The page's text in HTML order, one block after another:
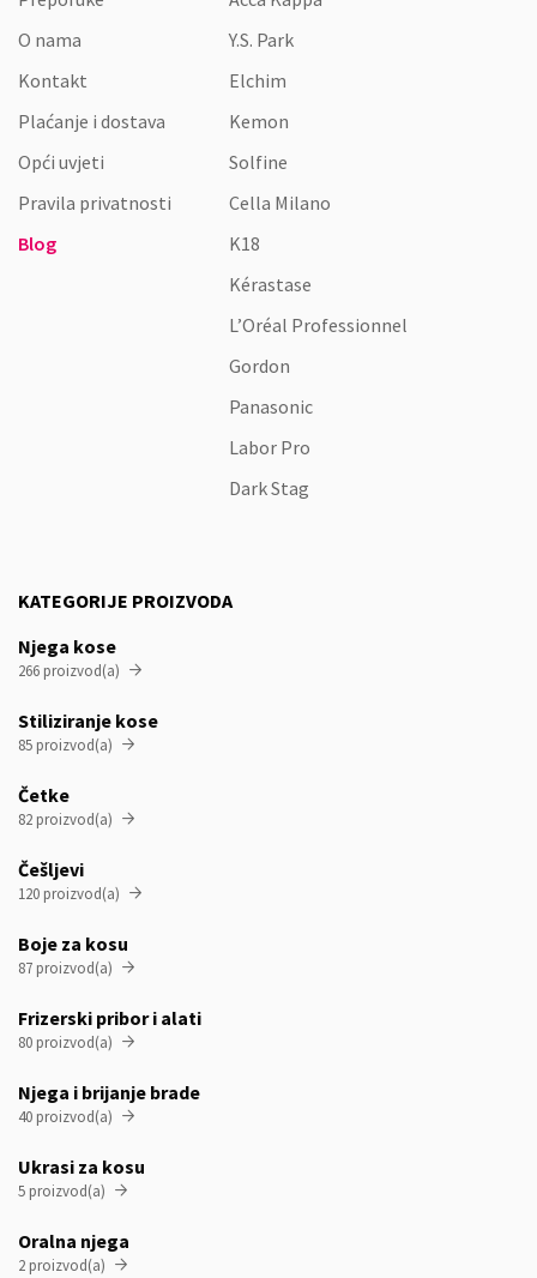
O nama
Kontakt
Plaćanje i dostava
Opći uvjeti
Pravila privatnosti
Blog
Y.S. Park
Elchim
Kemon
Solfine
Cella Milano
K18
Kérastase
L’Oréal Professionnel
Gordon
Panasonic
Labor Pro
Dark Stag
KATEGORIJE PROIZVODA
Njega kose
266 proizvod(a) 
Stiliziranje kose
85 proizvod(a) 
Četke
82 proizvod(a) 
Češljevi
120 proizvod(a) 
Boje za kosu
87 proizvod(a) 
Frizerski pribor i alati
80 proizvod(a) 
Njega i brijanje brade
40 proizvod(a) 
Ukrasi za kosu
5 proizvod(a) 
Oralna njega
2 proizvod(a) 